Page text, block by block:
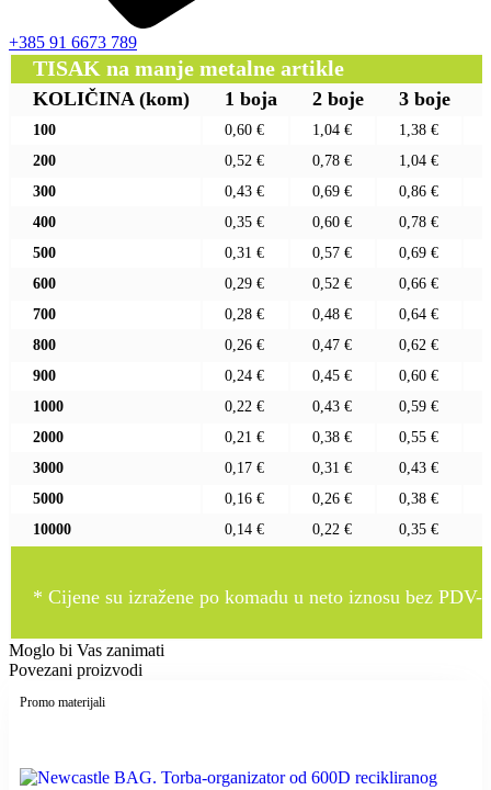
+385 91 6673 789
TISAK na manje metalne artikle
KOLIČINA (kom) 1 boja 2 boje 3 boje
100 0,60 € 1,04 € 1,38 €
200
0,52 € 0,78 € 1,04 €
300
0,43 € 0,69 € 0,86 €
400
0,35 € 0,60 € 0,78 €
500
0,31 € 0,57 € 0,69 €
600
0,29 € 0,52 € 0,66 €
700
0,28 € 0,48 € 0,64 €
800
0,26 € 0,47 € 0,62 €
900
0,24 € 0,45 € 0,60 €
1000
0,22 € 0,43 € 0,59 €
2000
0,21 € 0,38 € 0,55 €
3000
0,17 € 0,31 € 0,43 €
5000
0,16 € 0,26 € 0,38 €
10000
0,14 € 0,22 € 0,35 €
* Cijene su izražene po komadu u neto iznosu bez PDV-
Moglo bi Vas zanimati
Povezani proizvodi
Promo materijali